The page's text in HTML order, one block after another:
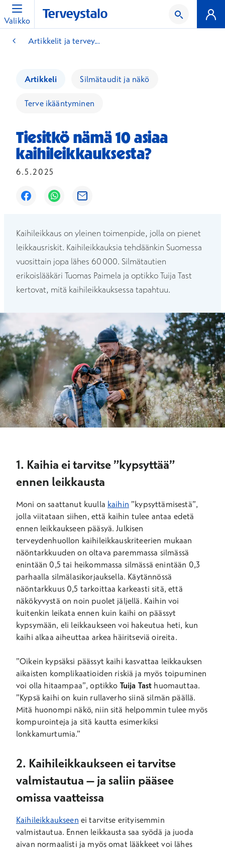
Valikko
Artikkelit ja tervey...
Artikkeli Silmätaudit ja näkö
Terve ikääntyminen
Tiesitkö nämä 10 asiaa
kaihileikkauksesta?
6.5.2025
Avautuu uuteen ikkunaan
Avautuu uuteen ikkunaan
Avautuu uuteen ikkunaan
Kaihileikkaus on yleinen toimenpide, jolla on pienet
leikkausriskit. Kaihileikkauksia tehdäänkin Suomessa
vuosittain jopa lähes 60 000. Silmätautien
erikoislääkäri Tuomas Paimela ja optikko Tuija Tast
kertovat, mitä kaihileikkauksessa tapahtuu.
1. Kaihia ei tarvitse ”kypsyttää”
ennen leikkausta
Moni on saattanut kuulla kaihin ”kypsyttämisestä”,
jolla viitataan siihen, että kaihin tulee antaa edetä
ennen leikkaukseen pääsyä. Julkisen
terveydenhuollon kaihileikkauskriteerien mukaan
näöntarkkuuden on oltava paremmassa silmässä
enintään 0,5 tai heikommassa silmässä enintään 0,3
parhaalla silmälasikorjauksella. Käytännössä
näöntarkkuus 0,5 tarkoittaa karkeasti sitä, että
näkökyvystä on noin puolet jäljellä. Kaihin voi
kuitenkin leikata ennen kuin kaihi on päässyt
kypsymään, eli leikkaukseen voi hakeutua heti, kun
kaihi alkaa aiheuttaa arkea häiritseviä oireita.
”Oikein kypsäksi päässyt kaihi kasvattaa leikkauksen
aikaisten komplikaatioiden riskiä ja myös toipuminen
voi olla hitaampaa”, optikko Tuija Tast huomauttaa.
”Kypsä kaihi on kuin rullaverho siinä silmän päällä.
Mitä huonompi näkö, niin sitä helpommin tulee myös
kompurointeja ja sitä kautta esimerkiksi
lonkkamurtumia.”
2. Kaihileikkaukseen ei tarvitse
valmistautua – ja saliin pääsee
omissa vaatteissa
Kaihileikkaukseen ei tarvitse erityisemmin
valmistautua. Ennen leikkausta saa syödä ja juoda
aivan normaalisti ja myös omat lääkkeet voi lähes